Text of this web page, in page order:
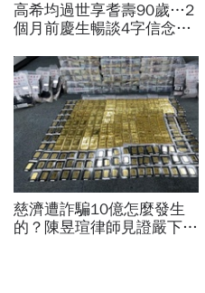
高希均過世享耆壽90歲…2
個月前慶生暢談4字信念，
福、一切靠自己爭氣
慈濟遭詐騙10億怎麼發生
的？陳昱瑄律師見證嚴下跪